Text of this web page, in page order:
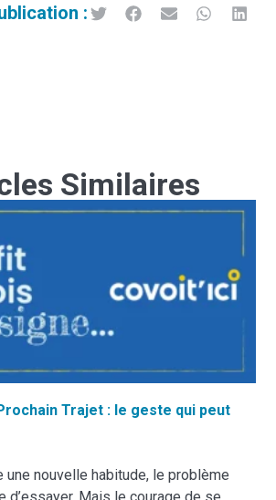
:
Similaires
Trajet : le geste qui peut
une nouvelle habitude, le problème